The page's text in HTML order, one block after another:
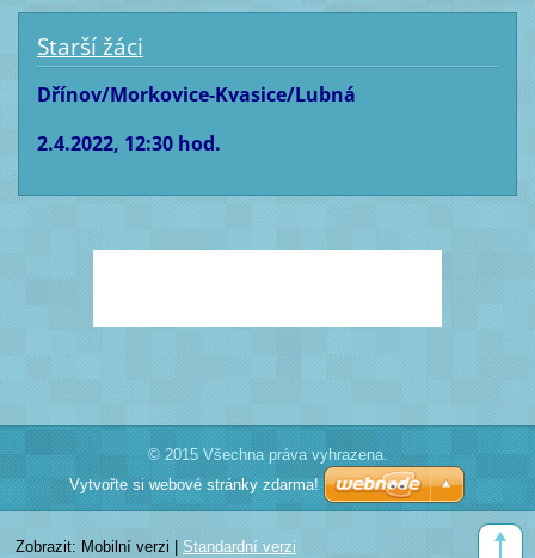
Starší žáci
Dřínov/Morkovice-Kvasice/Lubná
2.4.2022, 12:30 hod.
© 2015 Všechna práva vyhrazena.
Vytvořte si webové stránky zdarma!
Zobrazit: Mobilní verzi Standardní verzi